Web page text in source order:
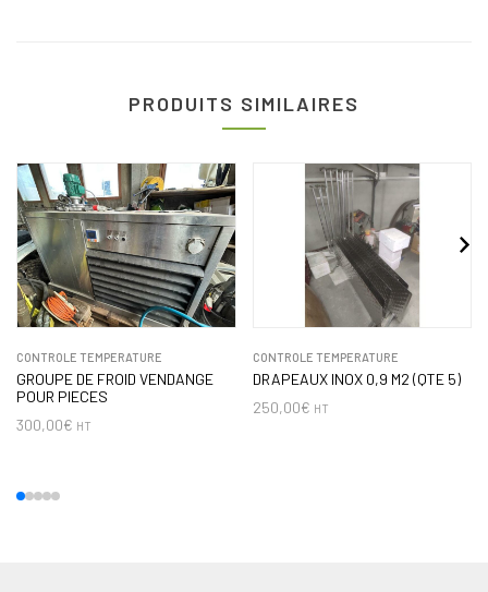
PRODUITS SIMILAIRES
CONTROLE TEMPERATURE
GROUPE DE FROID VENDANGE
POUR PIECES
300,00€ HT
CONTROLE TEMPERATURE
DRAPEAUX INOX 0,9 M2 (QTE 5)
250,00€ HT